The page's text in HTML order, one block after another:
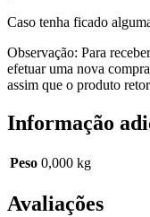
Caso tenha ficado
Observação: Para
efetuar uma nova
assim que o produto
Informação
Peso 0,000 kg
Avaliações